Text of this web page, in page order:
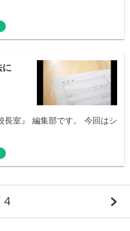
に
長室』 編集部です。 今回はシ
4